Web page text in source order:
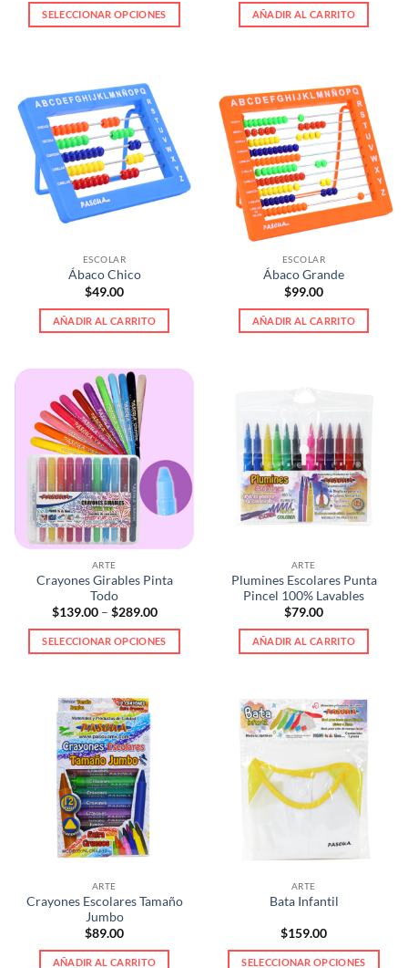
$49.00
through
$79.00
SELECCIONAR OPCIONES
múltiples
variantes.
Las
opciones
se
pueden
elegir
página
de
AÑADIR AL CARRITO
ESCOLAR
Ábaco Chico
$49.00
AÑADIR AL CARRITO
ESCOLAR
Ábaco Grande
$99.00
AÑADIR AL CARRITO
ARTE
Crayones Girables Pinta
Todo
$139.00 – $289.00Price
$139.00
through
$289.00
SELECCIONAR OPCIONES
tiene
múltiples
variantes.
Las
opciones
se
pueden
elegir
en
página
de
producto
ARTE
Plumines Escolares Punta
Pincel 100% Lavables
$79.00
AÑADIR AL CARRITO
ARTE
Crayones Escolares Tamaño
Jumbo
$89.00
AÑADIR AL CARRITO
ARTE
Bata Infantil
$159.00
SELECCIONAR OPCIONES